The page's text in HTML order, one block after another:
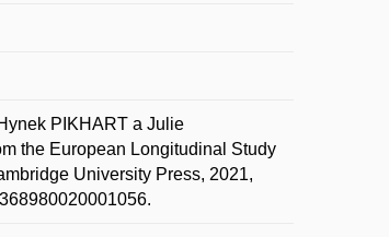
PIKHART a Julie
the European Longitudinal Study
University Press, 2021,